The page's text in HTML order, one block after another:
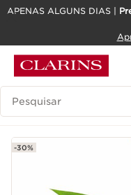
SALTAR PARA O
APENAS ALGUNS DIAS |
Pesquisar Legenda
-30%